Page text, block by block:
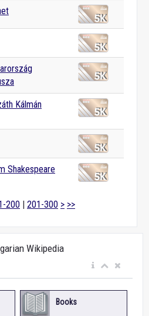
Kálmán
Shakespeare
200 | 201-300 > >>
Wikipedia
Books